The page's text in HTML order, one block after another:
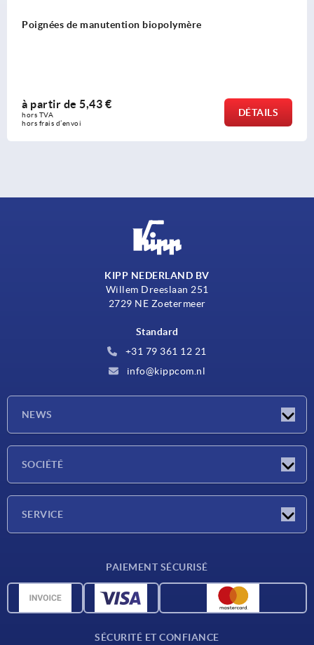
Poignées de manutention biopolymère
à partir de 5,43 €
hors TVA
hors frais d’envoi
DÉTAILS
KIPP NEDERLAND BV
Willem Dreeslaan 251
2729 NE Zoetermeer
Standard
+31 79 361 12 21
info@kippcom.nl
NEWS
SOCIÉTÉ
SERVICE
Données CAO
PAIEMENT SÉCURISÉ
SÉCURITÉ ET CONFIANCE